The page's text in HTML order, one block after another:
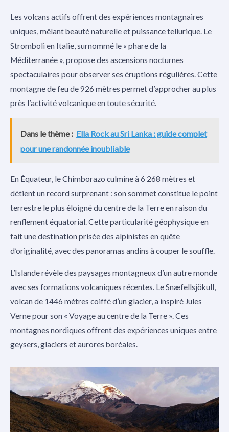
Les volcans actifs offrent des expériences montagnaires
uniques, mêlant beauté naturelle et puissance tellurique. Le
Stromboli en Italie, surnommé le « phare de la
Méditerranée », propose des ascensions nocturnes
spectaculaires pour observer ses éruptions régulières. Cette
montagne de feu de 926 mètres permet d’approcher au plus
près l’activité volcanique en toute sécurité.
Dans le thème : Ella Rock au Sri Lanka : guide complet
pour une randonnée inoubliable
En Équateur, le Chimborazo culmine à 6 268 mètres et
détient un record surprenant : son sommet constitue le point
terrestre le plus éloigné du centre de la Terre en raison du
renflement équatorial. Cette particularité géophysique en
fait une destination prisée des alpinistes en quête
d’originalité, avec des panoramas andins à couper le souffle.
L’Islande révèle des paysages montagneux d’un autre monde
avec ses formations volcaniques récentes. Le Snæfellsjökull,
volcan de 1446 mètres coiffé d’un glacier, a inspiré Jules
Verne pour son « Voyage au centre de la Terre ». Ces
montagnes nordiques offrent des expériences uniques entre
geysers, glaciers et aurores boréales.